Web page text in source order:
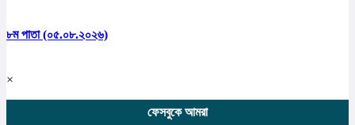
৮ম পাতা (০৫.০৮.২০২৬)
×
ফেসবুকে আমরা